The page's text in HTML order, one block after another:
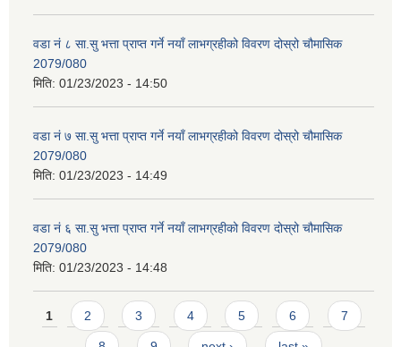
वडा नं ८ सा.सु भत्ता प्राप्त गर्ने नयाँ लाभग्रहीको विवरण दोस्रो चौमासिक
2079/080
मिति: 01/23/2023 - 14:50
वडा नं ७ सा.सु भत्ता प्राप्त गर्ने नयाँ लाभग्रहीको विवरण दोस्रो चौमासिक
2079/080
मिति: 01/23/2023 - 14:49
वडा नं ६ सा.सु भत्ता प्राप्त गर्ने नयाँ लाभग्रहीको विवरण दोस्रो चौमासिक
2079/080
मिति: 01/23/2023 - 14:48
Pages
1 2 3 4 5 6 7